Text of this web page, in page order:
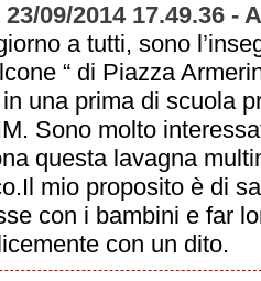
23/09/2014 17.49.36 -
a tutti, sono
“ di Piazza
una prima di scuola
Sono molto
questa lavagna
mio proposito è di
con i bambini e far
con un dito.